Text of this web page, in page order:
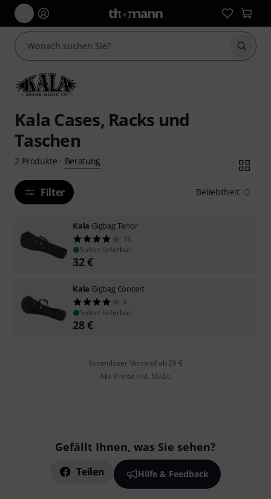
Suche
Kala Cases, Racks und
Taschen
2 Produkte · Beratung
Filter Beliebtheit
Kala Gigbag Tenor
15
Sofort lieferbar
32€
Kala Gigbag Concert
5
Sofort lieferbar
28€
Kostenloser Versand ab 29 €
Alle Preise inkl. MwSt.
Gefällt Ihnen, was Sie sehen?
Teilen Hilfe & Feedback